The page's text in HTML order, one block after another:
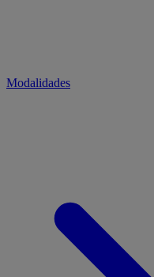
Modalidades